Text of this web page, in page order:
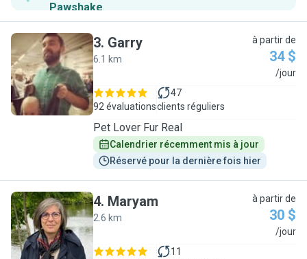
Pawshake.
G
3. Garry
6.1 km
à partir de
34 $
/jour
92 évaluations
47
clients réguliers
Pet Lover Fur Real
Calendrier récemment mis à jour
Réservé pour la dernière fois hier
M
4. Maryam
2.6 km
à partir de
30 $
/jour
11